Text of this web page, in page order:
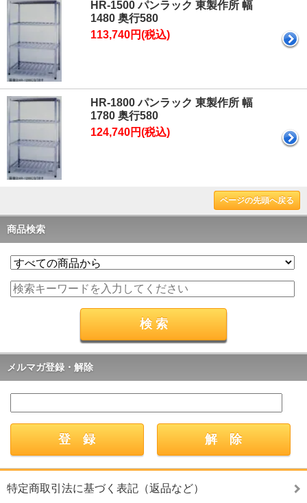
HR-1500 パンラック 東製作所 幅
1480 奥行580
113,740円(税込)
HR-1800 パンラック 東製作所 幅
1780 奥行580
124,740円(税込)
ページの先頭へ戻る
商品検索
メルマガ登録・解除
特定商取引法に基づく表記（返品など）